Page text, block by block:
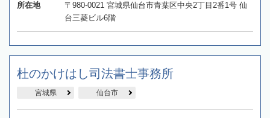
所在地
〒980-0021 宮城県仙台市青葉区中央2丁目2番1号 仙
台三菱ビル6階
杜のかけはし司法書士事務所
宮城県 仙台市